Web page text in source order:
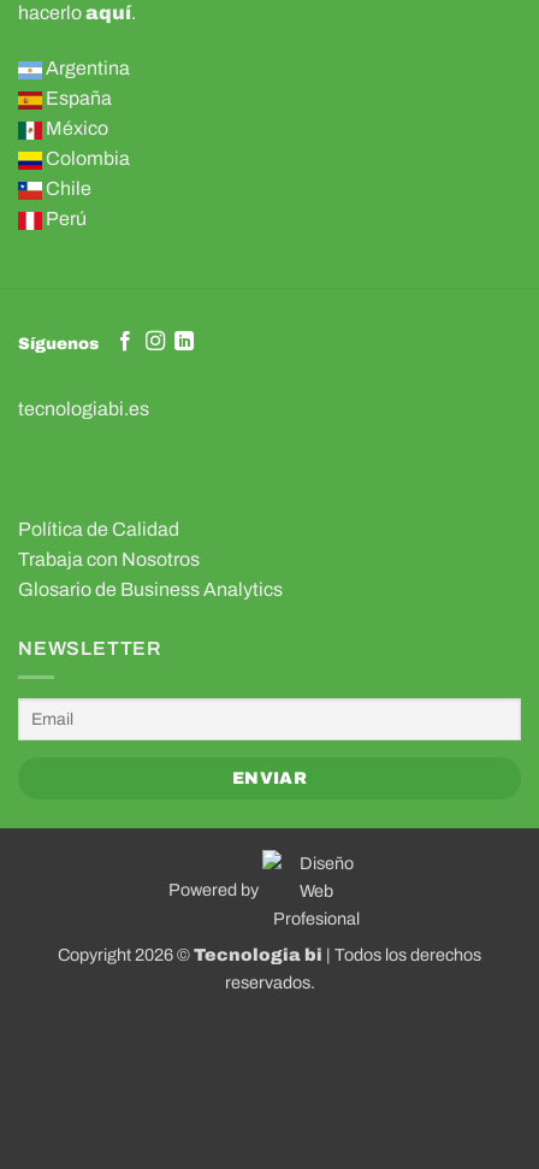
hacerloaquí.
Argentina
España
México
Colombia
Chile
Perú
Síguenos
tecnologiabi.es
Política de Calidad
Trabaja con Nosotros
Glosario de Business Analytics
NEWSLETTER
Powered by
Copyright 2026 ©Tecnologia bi | Todos los derechos
reservados.